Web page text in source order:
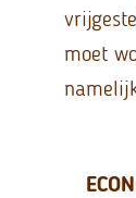
moet